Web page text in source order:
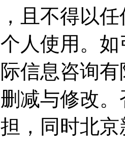
且不得以
人使用。
信息咨询
减与修改
，同时北